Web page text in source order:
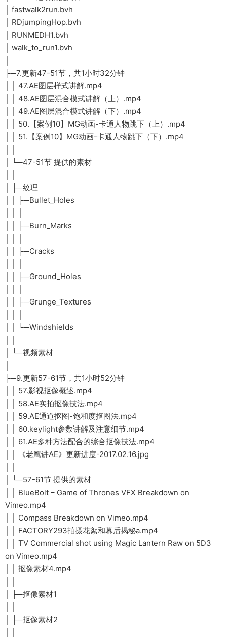
│ fastwalk2run.bvh
│ RDjumpingHop.bvh
│ RUNMEDH1.bvh
│ walk_to_run1.bvh
├─7.更新47-51节，共1小时32分钟
│ │ 47.AE图层样式讲解.mp4
│ │ 48.AE图层混合模式讲解（上）.mp4
│ │ 49.AE图层混合模式讲解（下）.mp4
│ │ 50.【案例10】MG动画-卡通人物跳下（上）.mp4
│ │ 51.【案例10】MG动画-卡通人物跳下（下）.mp4
│ └─47-51节 提供的素材
│ ├─纹理
│ │ ├─Bullet_Holes
│ │ ├─Burn_Marks
│ │ ├─Cracks
│ │ ├─Ground_Holes
│ │ ├─Grunge_Textures
│ │ └─Windshields
│ └─视频素材
├─9.更新57-61节，共1小时52分钟
│ │ 57.影视抠像概述.mp4
│ │ 58.AE实拍抠像技法.mp4
│ │ 59.AE通道抠图-饱和度抠图法.mp4
│ │ 60.keylight参数讲解及注意细节.mp4
│ │ 61.AE多种方法配合的综合抠像技法.mp4
│ │ 《老鹰讲AE》更新进度-2017.02.16.jpg
│ └─57-61节 提供的素材
│ │ BlueBolt – Game of Thrones VFX Breakdown on
Vimeo.mp4
│ │ Compass Breakdown on Vimeo.mp4
│ │ FACTORY293拍摄花絮和幕后揭秘a.mp4
│ │ TV Commercial shot using Magic Lantern Raw on 5D3
on Vimeo.mp4
│ │ 抠像素材4.mp4
│ ├─抠像素材1
│ ├─抠像素材2